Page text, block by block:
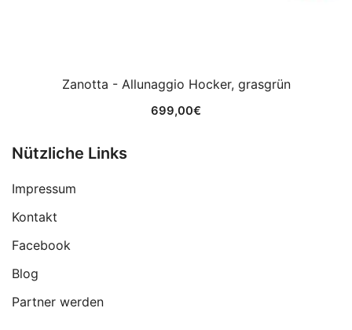
Zanotta - Allunaggio Hocker, grasgrün
699,00€
Nützliche Links
Impressum
Kontakt
Facebook
Blog
Partner werden